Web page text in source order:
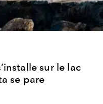
sur le lac
se pare